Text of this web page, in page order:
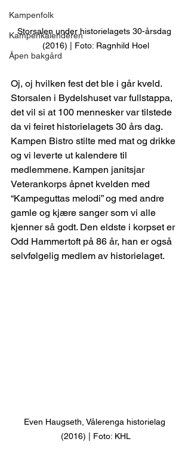
Kampenfolk
Kampenkalenderen
Åpen bakgård
Storsalen under historielagets 30-årsdag
(2016) | Foto: Ragnhild Hoel
Oj, oj hvilken fest det ble i går kveld.
Storsalen i Bydelshuset var fullstappa,
det vil si at 100 mennesker var tilstede
da vi feiret historielagets 30 års dag.
Kampen Bistro stilte med mat og drikke
og vi leverte ut kalendere til
medlemmene. Kampen janitsjar
Veterankorps åpnet kvelden med
“Kampeguttas melodi” og med andre
gamle og kjære sanger som vi alle
kjenner så godt. Den eldste i korpset er
Odd Hammertoft på 86 år, han er også
selvfølgelig medlem av historielaget.
Even Haugseth, Vålerenga historielag
(2016) | Foto: KHL